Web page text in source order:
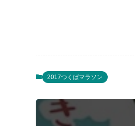
2017つくばマラソン